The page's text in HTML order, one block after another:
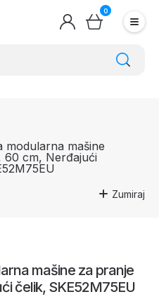
0
Zumiraj
mašine za pranje
čelik, SKE52M75EU